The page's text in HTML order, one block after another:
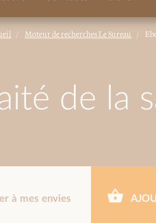
Moteur de recherches Le Sureau
de la
à mes envies